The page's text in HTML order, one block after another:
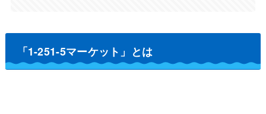
「1-251-5マーケット」とは